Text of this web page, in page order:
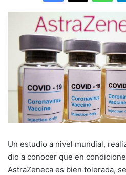
Un estudio a nivel mundial,
dio a conocer que en
AstraZeneca es bien tolerada,